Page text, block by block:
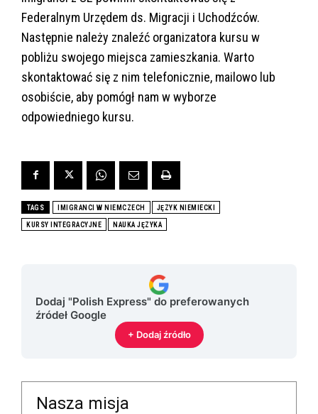
Federalnym Urzędem ds. Migracji i Uchodźców.
Następnie należy znaleźć organizatora kursu w
pobliżu swojego miejsca zamieszkania. Warto
skontaktować się z nim telefonicznie, mailowo lub
osobiście, aby pomógł nam w wyborze
odpowiedniego kursu.
TAGS IMIGRANCI W NIEMCZECH JĘZYK NIEMIECKI
KURSY INTEGRACYJNE NAUKA JĘZYKA
Dodaj "Polish Express" do preferowanych
źródeł Google
+ Dodaj źródło
Nasza misja